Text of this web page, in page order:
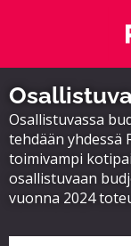
Osallistuvassa
tehdään yhdessä
toimivampi
osallistuvaan
vuonna 2024